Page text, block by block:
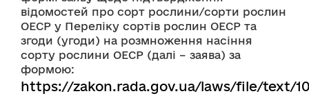
відомостей про сорт рослини/сорти рослин
ОЕСР у Переліку сортів рослин ОЕСР та
згоди (угоди) на розмноження насіння
сорту рослини ОЕСР (далі – заява) за
https://zakon.rada.gov.ua/laws/file/text/